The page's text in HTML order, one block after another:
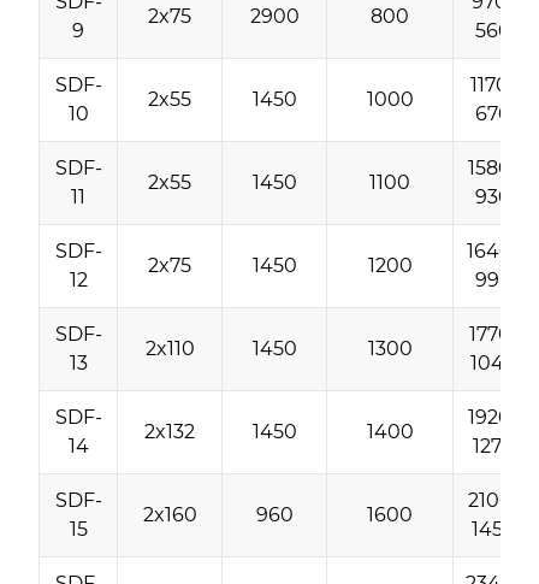
9
2x75 2900 800
560
SDF-
10
2x55 1450 1000
1170-
670
SDF-
11
2x55 1450 1100
1580-
930
SDF-
12
2x75 1450 1200
1640-
990
SDF-
13
2x110 1450 1300
1770-
1040
SDF-
14
2x132 1450 1400
1920-
1270
SDF-
15
2x160 960 1600
2100-
1450